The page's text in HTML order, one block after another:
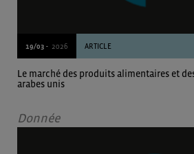
19/03 - 2026 ARTICLE
Le marché des produits alimentaires et
arabes unis
Donnée